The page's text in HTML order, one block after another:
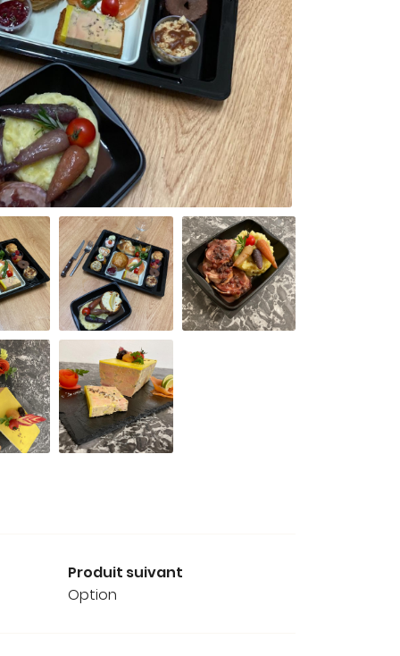
Produit suivant
Option